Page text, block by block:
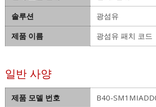
솔루션
광섬유
제품 이름
광섬유 패치 코드
일반 사양
제품 모델 번호
B40-